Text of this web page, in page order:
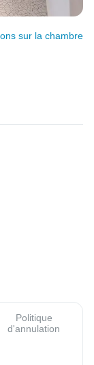
sur la chambre
Politique
d'annulation